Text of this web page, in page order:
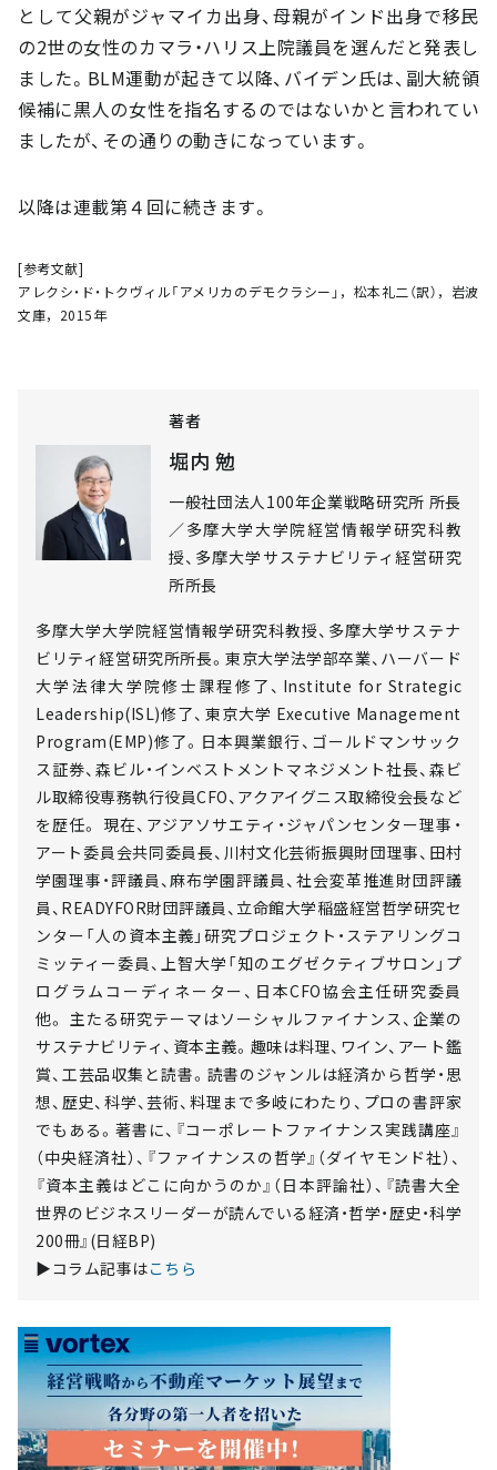
として父親がジャマイカ出身、母親がインド出身で移民
の2世の女性のカマラ・ハリス上院議員を選んだと発表し
ました。BLM運動が起きて以降、バイデン氏は、副大統領
候補に黒人の女性を指名するのではないかと言われてい
ましたが、その通りの動きになっています。
以降は連載第４回に続きます。
[参考文献]
アレクシ・ド・トクヴィル「アメリカのデモクラシー」，松本礼二（訳），岩波
文庫，2015年
著者
堀内 勉
一般社団法人100年企業戦略研究所 所長
／多摩大学大学院経営情報学研究科教
授、多摩大学サステナビリティ経営研究
所所長
多摩大学大学院経営情報学研究科教授、多摩大学サステナ
ビリティ経営研究所所長。東京大学法学部卒業、ハーバード
大学法律大学院修士課程修了、Institute for Strategic
Leadership(ISL)修了、東京大学 Executive Management
Program(EMP)修了。日本興業銀行、ゴールドマンサック
ス証券、森ビル・インベストメントマネジメント社長、森ビ
ル取締役専務執行役員CFO、アクアイグニス取締役会長など
を歴任。 現在、アジアソサエティ・ジャパンセンター理事・
アート委員会共同委員長、川村文化芸術振興財団理事、田村
学園理事・評議員、麻布学園評議員、社会変革推進財団評議
員、READYFOR財団評議員、立命館大学稲盛経営哲学研究セ
ンター「人の資本主義」研究プロジェクト・ステアリングコ
ミッティー委員、上智大学「知のエグゼクティブサロン」プ
ログラムコーディネーター、日本CFO協会主任研究委員
他。 主たる研究テーマはソーシャルファイナンス、企業の
サステナビリティ、資本主義。趣味は料理、ワイン、アート鑑
賞、工芸品収集と読書。読書のジャンルは経済から哲学・思
想、歴史、科学、芸術、料理まで多岐にわたり、プロの書評家
でもある。著書に、『コーポレートファイナンス実践講座』
（中央経済社）、『ファイナンスの哲学』（ダイヤモンド社）、
『資本主義はどこに向かうのか』（日本評論社）、『読書大全
世界のビジネスリーダーが読んでいる経済・哲学・歴史・科学
200冊』(日経BP)
▶コラム記事はこちら